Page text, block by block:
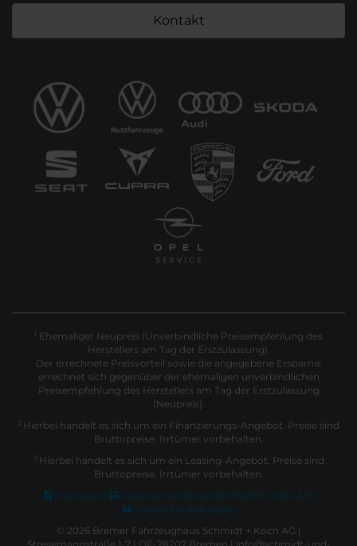
Kontakt
1 Ehemaliger Neupreis (Unverbindliche Preisempfehlung des
Herstellers am Tag der Erstzulassung).
Der errechnete Preisvorteil sowie die angegebene Ersparnis
errechnet sich gegenüber der ehemaligen unverbindlichen
Preisempfehlung des Herstellers am Tag der Erstzulassung
(Neupreis).
2 Hierbei handelt es sich um ein Finanzierungs-Angebot. Preise sind
Bruttopreise. Irrtümer vorbehalten.
3 Hierbei handelt es sich um ein Leasing-Angebot. Preise sind
Bruttopreise. Irrtümer vorbehalten.
Impressum
Datenschutz Barrierefreiheit EU Data Act
Cookie Einstellungen
© 2026 Bremer Fahrzeughaus Schmidt + Koch AG |